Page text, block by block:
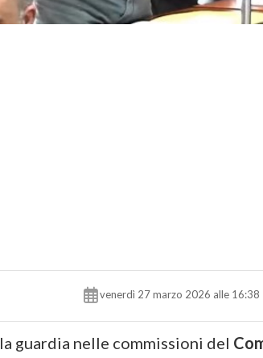
venerdì 27 marzo 2026 alle 16:38
guardia nelle commissioni del